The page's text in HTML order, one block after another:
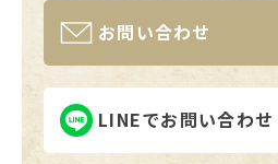
お問い合わせ
LINEでお問い合わせ